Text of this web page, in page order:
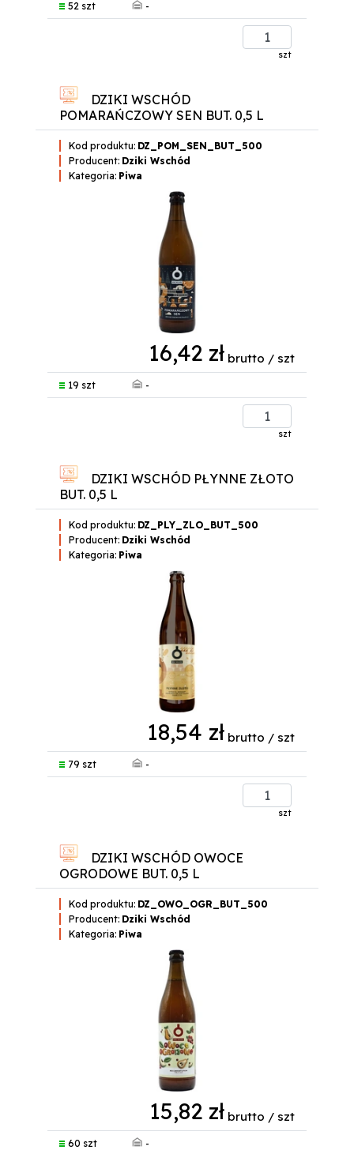
52 szt -
szt
DZIKI WSCHÓD
POMARAŃCZOWY SEN BUT. 0,5 L
Kod produktu: DZ_POM_SEN_BUT_500
Producent: Dziki Wschód
Kategoria: Piwa
16,42 zł brutto / szt
19 szt -
szt
DZIKI WSCHÓD PŁYNNE ZŁOTO
BUT. 0,5 L
Kod produktu: DZ_PLY_ZLO_BUT_500
Producent: Dziki Wschód
Kategoria: Piwa
18,54 zł brutto / szt
79 szt -
szt
DZIKI WSCHÓD OWOCE
OGRODOWE BUT. 0,5 L
Kod produktu: DZ_OWO_OGR_BUT_500
Producent: Dziki Wschód
Kategoria: Piwa
15,82 zł brutto / szt
60 szt -